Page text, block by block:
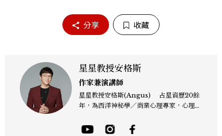
分享 收藏
星星教授安格斯
作家兼演講師
星星教授安格斯(Angus) 占星資歷20餘
年，為西洋神秘學／商業心理專家，心理諮
4年起出書近30本相關著作，專業領域涵蓋